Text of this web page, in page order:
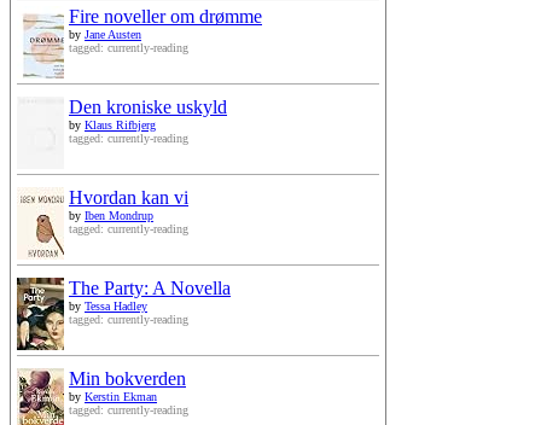
Fire noveller om drømme
by Jane Austen
tagged: currently-reading
Den kroniske uskyld
by Klaus Rifbjerg
tagged: currently-reading
Hvordan kan vi
by Iben Mondrup
tagged: currently-reading
The Party: A Novella
by Tessa Hadley
tagged: currently-reading
Min bokverden
by Kerstin Ekman
tagged: currently-reading